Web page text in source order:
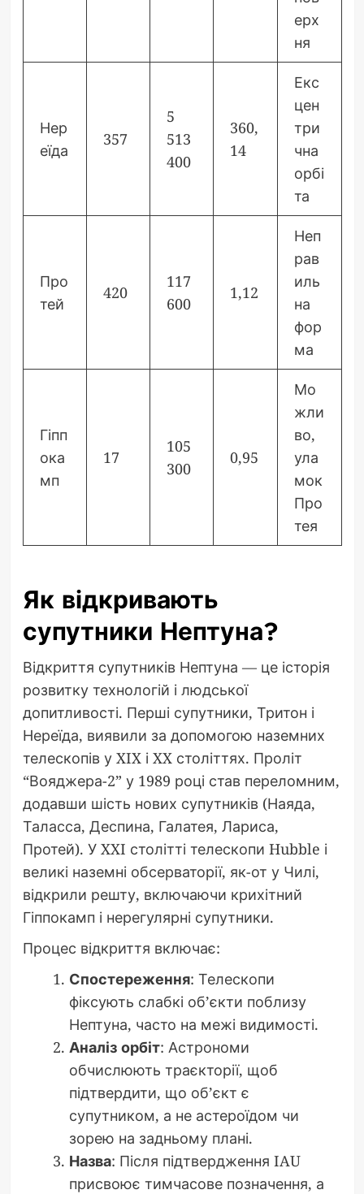
ерх
ня
Нер
еїда
357
5
513
400
360,
14
Екс
цен
три
чна
орбі
та
Про
тей
420
117
600
1,12
Неп
рав
иль
на
фор
ма
Гіпп
ока
мп
17
105
300
0,95
Мо
жли
во,
ула
мок
Про
тея
Як відкривають
супутники Нептуна?
Відкриття супутників Нептуна — це історія
розвитку технологій і людської
допитливості. Перші супутники, Тритон і
Нереїда, виявили за допомогою наземних
телескопів у XIX і XX століттях. Проліт
“Вояджера-2” у 1989 році став переломним,
додавши шість нових супутників (Наяда,
Таласса, Деспина, Галатея, Лариса,
Протей). У XXI столітті телескопи Hubble і
великі наземні обсерваторії, як-от у Чилі,
відкрили решту, включаючи крихітний
Гіппокамп і нерегулярні супутники.
Процес відкриття включає:
Спостереження: Телескопи
фіксують слабкі об’єкти поблизу
Нептуна, часто на межі видимості.
Аналіз орбіт: Астрономи
обчислюють траєкторії, щоб
підтвердити, що об’єкт є
супутником, а не астероїдом чи
зорею на задньому плані.
Назва: Після підтвердження IAU
присвоює тимчасове позначення, а